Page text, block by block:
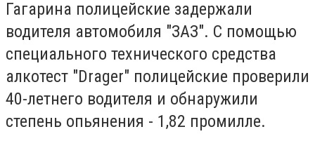
Гагарина полицейские задержали
водителя автомобиля "ЗАЗ". С помощью
специального технического средства
алкотест "Drager" полицейские проверили
40-летнего водителя и обнаружили
степень опьянения - 1,82 промилле.